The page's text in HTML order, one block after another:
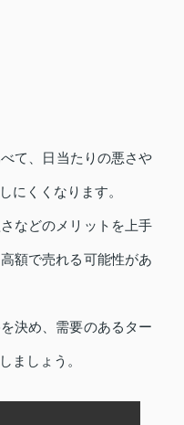
て、日当たりの悪さや
にくくなります。
などのメリットを上手
額で売れる可能性があ
決め、需要のあるター
ましょう。